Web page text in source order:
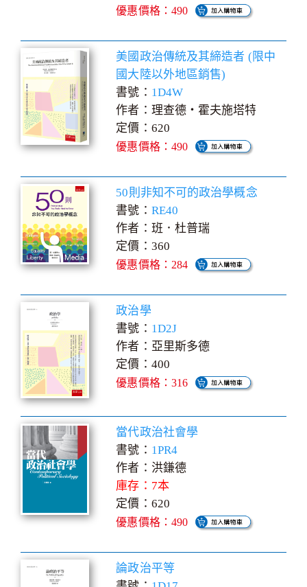
優惠價格：490
美國政治傳統及其締造者 (限中
國大陸以外地區銷售)
書號： 1D4W
作者：理查德‧霍夫施塔特
定價：620
優惠價格：490
50則非知不可的政治學概念
書號： RE40
作者：班．杜普瑞
定價：360
優惠價格：284
政治學
書號： 1D2J
作者：亞里斯多德
定價：400
優惠價格：316
當代政治社會學
書號： 1PR4
作者：洪鎌德
庫存：7本
定價：620
優惠價格：490
論政治平等